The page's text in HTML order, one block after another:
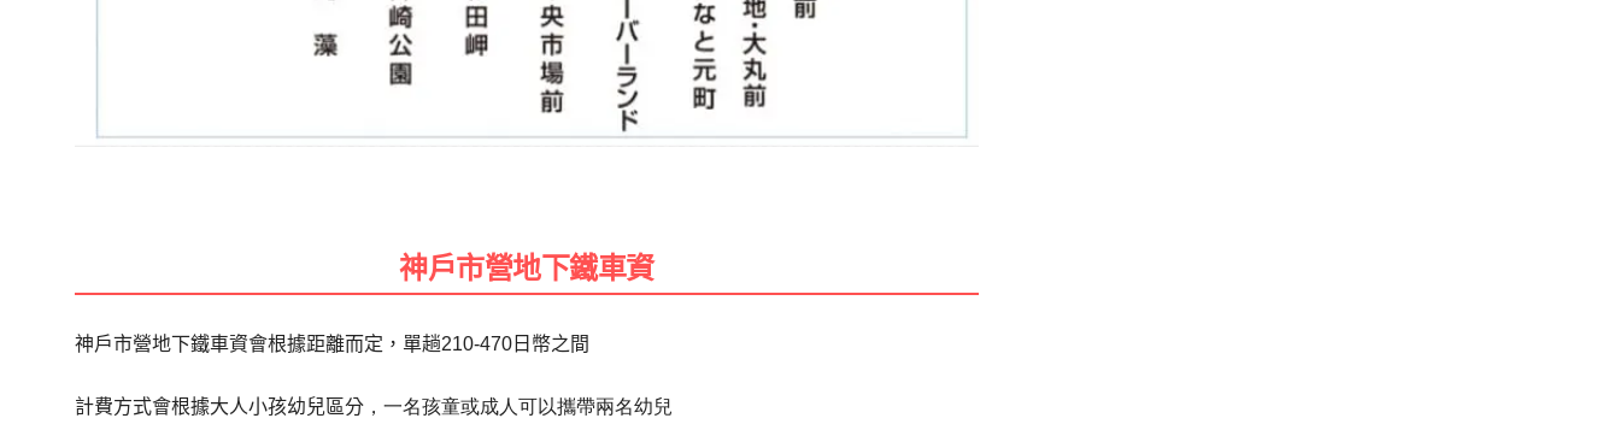
神戶市營地下鐵車資
神戶市營地下鐵車資會根據距離而定，單趟210-470日幣之間
計費方式會根據大人小孩幼兒區分 ，一名孩童或成人可以攜帶兩名幼兒